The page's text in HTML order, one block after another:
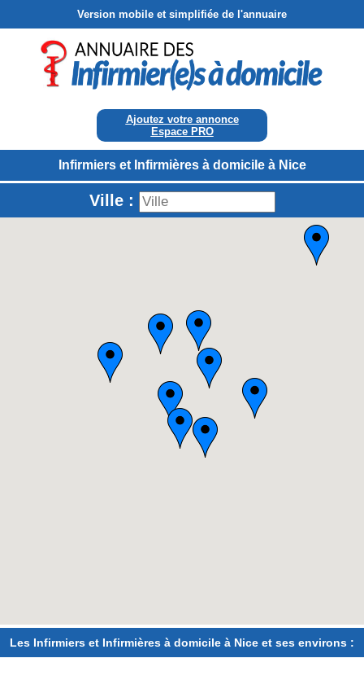
Version mobile et simplifiée de l'annuaire
Ajoutez votre annonce
Espace PRO
Infirmiers et Infirmières à domicile à Nice
Ville :
Les Infirmiers et Infirmières à domicile à Nice et ses environs :